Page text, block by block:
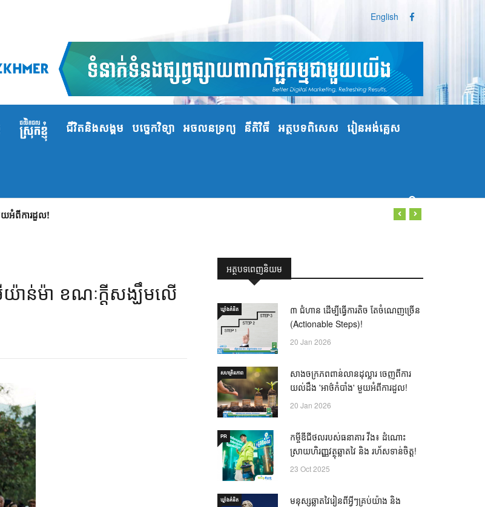
English
ជីវិតនិងសង្គម បច្ចេកវិទ្យា អចលនទ្រព្យ នីតិវិធី អត្ថបទពិសេស រៀនអង់គ្លេស
យអំពីការដួល!
ាន់ម៉ា​ ខណៈ​​ក្តី​សង្ឃឹម​លើ​​
អត្ថបទពេញនិយម
ឃ្លាំង​គំនិត
៣ ជំហាន ដើម្បីធ្វើការតិច តែចំណេញច្រើន
(Actionable Steps)!
20 Jan 2026
សហគ្រិនភាព
សាងចក្រភពពាន់លានដុល្លារ ចេញពីការ
យល់ដឹង 'អាថ៌កំបាំង' មួយអំពីការដួល!
20 Jan 2026
PR
កម្ចីឌីជីថលរបស់ធនាគារ វីង៖ ដំណោះ
ស្រាយហិរញ្ញវត្ថុឆ្លាតវៃ និង រហ័សទាន់ចិត្ត!
23 Oct 2025
ឃ្លាំង​គំនិត
មនុស្សឆ្លាតវៃរៀនពីអ្វីៗគ្រប់យ៉ាង និង